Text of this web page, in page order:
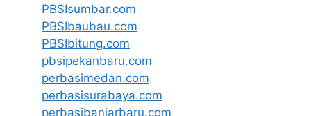
PBSIsumbar.com
PBSIbaubau.com
PBSIbitung.com
pbsipekanbaru.com
perbasimedan.com
perbasisurabaya.com
perbasibanjarbaru.com